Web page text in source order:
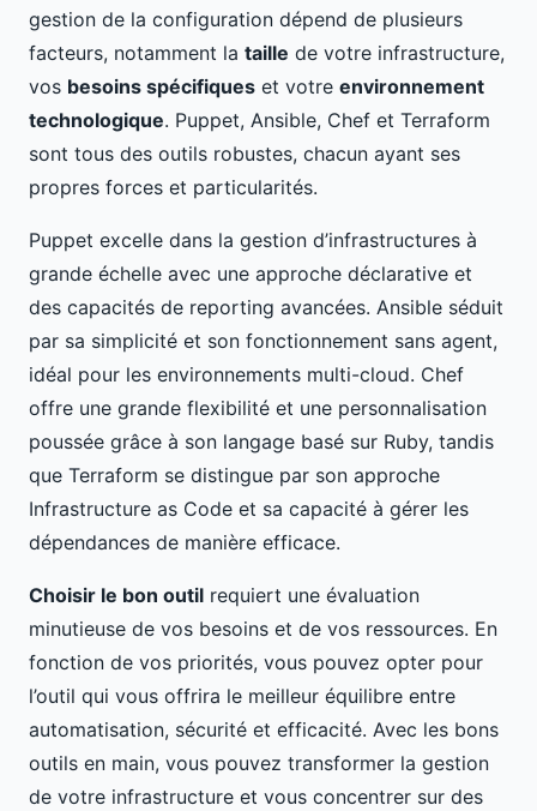
gestion de la configuration dépend de plusieurs
facteurs, notamment la taille de votre infrastructure,
vos besoins spécifiques et votre environnement
technologique. Puppet, Ansible, Chef et Terraform
sont tous des outils robustes, chacun ayant ses
propres forces et particularités.
Puppet excelle dans la gestion d’infrastructures à
grande échelle avec une approche déclarative et
des capacités de reporting avancées. Ansible séduit
par sa simplicité et son fonctionnement sans agent,
idéal pour les environnements multi-cloud. Chef
offre une grande flexibilité et une personnalisation
poussée grâce à son langage basé sur Ruby, tandis
que Terraform se distingue par son approche
Infrastructure as Code et sa capacité à gérer les
dépendances de manière efficace.
Choisir le bon outil requiert une évaluation
minutieuse de vos besoins et de vos ressources. En
fonction de vos priorités, vous pouvez opter pour
l’outil qui vous offrira le meilleur équilibre entre
automatisation, sécurité et efficacité. Avec les bons
outils en main, vous pouvez transformer la gestion
de votre infrastructure et vous concentrer sur des